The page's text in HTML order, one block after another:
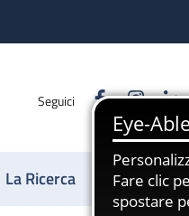
Seguici Facebook
La Ricerca